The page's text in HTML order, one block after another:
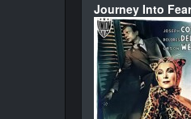
Journey Into Fear